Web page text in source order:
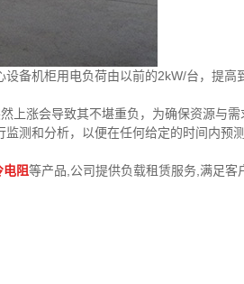
备机柜用电负荷由以前的2kW/台，提高
上涨会导致其不堪重负，为确保资源与需
测和分析，以便在任何给定的时间内预
电阻等产品,公司提供负载租赁服务,满足客